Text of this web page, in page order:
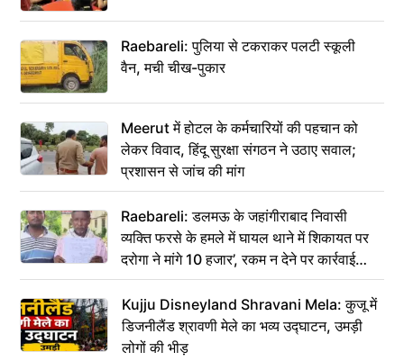
Raebareli: पुलिया से टकराकर पलटी स्कूली
वैन, मची चीख-पुकार
Meerut में होटल के कर्मचारियों की पहचान को
लेकर विवाद, हिंदू सुरक्षा संगठन ने उठाए सवाल;
प्रशासन से जांच की मांग
Raebareli: डलमऊ के जहांगीराबाद निवासी
व्यक्ति फरसे के हमले में घायल थाने में शिकायत पर
दरोगा ने मांगे 10 हजार’, रकम न देने पर कार्रवाई
ठंडी!
Kujju Disneyland Shravani Mela: कुजू में
डिजनीलैंड श्रावणी मेले का भव्य उद्घाटन, उमड़ी
लोगों की भीड़